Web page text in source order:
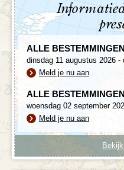
ALLE BESTEMMINGEN
dinsdag 11 augustus 2026 -
Meld je nu aan
ALLE BESTEMMINGEN
woensdag 02 september
Meld je nu aan